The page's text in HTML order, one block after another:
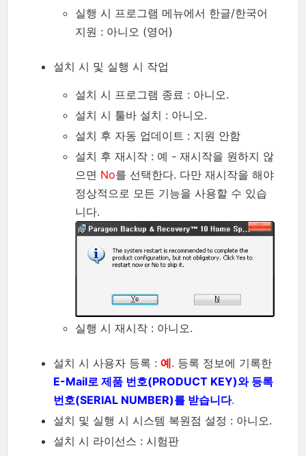
실행 시 프로그램 메뉴에서 한글/한국어
지원 : 아니오 (영어)
설치 시 및 실행 시 작업
설치 시 프로그램 종료 : 아니오.
설치 시 툴바 설치 : 아니오.
설치 후 자동 업데이트 : 지원 안함
설치 후 재시작 : 예 - 재시작을 원하지 않
으면 No를 선택한다. 다만 재시작을 해야
정상적으로 모든 기능을 사용할 수 있습
니다.
실행 시 재시작 : 아니오.
설치 시 사용자 등록 : 예. 등록 정보에 기록한
E-Mail로 제품 번호(PRODUCT KEY)와 등록
번호(SERIAL NUMBER)를 받습니다.
설치 및 실행 시 시스템 복원점 설정 : 아니오.
설치 시 라이선스 : 시험판